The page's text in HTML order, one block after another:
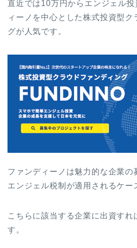
直近では10万円からエンジェル
ィーノを中心とした株式投資型ク
グが人気です。
ファンディーノは魅力的な企業の
エンジェル税制が適用されるケー
こちらに該当する企業に出資すれ
す。